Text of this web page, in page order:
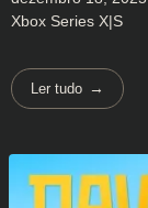
Xbox Series X|S
Ler tudo